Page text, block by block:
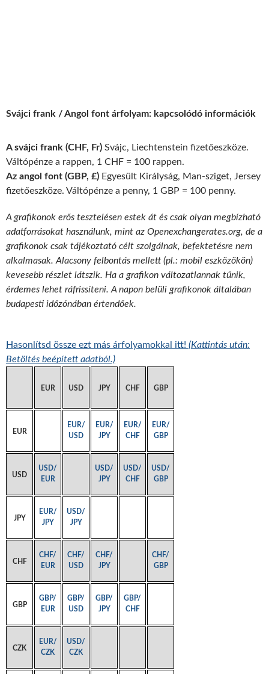
Svájci frank / Angol font árfolyam: kapcsolódó információk
A svájci frank (CHF, Fr) Svájc, Liechtenstein fizetőeszköze.
Váltópénze a rappen, 1 CHF = 100 rappen.
Az angol font (GBP, £) Egyesült Királyság, Man-sziget, Jersey
fizetőeszköze. Váltópénze a penny, 1 GBP = 100 penny.
A grafikonok erős tesztelésen estek át és csak olyan megbízható
adatforrásokat használunk, mint az Openexchangerates.org, de a
grafikonok csak tájékoztató célt szolgálnak, befektetésre nem
alkalmasak. Alacsony felbontás mellett (pl.: mobil eszközökön)
kevesebb részlet látszik. Ha a grafikon változatlannak tűnik,
érdemes lehet ráfrissíteni. A napon belüli grafikonok általában
budapesti időzónában értendőek.
Hasonlítsd össze ezt más árfolyamokkal itt! (Kattintás után:
Betöltés beépített adatból.)
EUR USD JPY CHF GBP
EUR
EUR/
USD
EUR/
JPY
EUR/
CHF
EUR/
GBP
USD
USD/
EUR
USD/
JPY
USD/
CHF
USD/
GBP
JPY
EUR/
JPY
USD/
JPY
CHF
CHF/
EUR
CHF/
USD
CHF/
JPY
CHF/
GBP
GBP
GBP/
EUR
GBP/
USD
GBP/
JPY
GBP/
CHF
CZK
EUR/
CZK
USD/
CZK